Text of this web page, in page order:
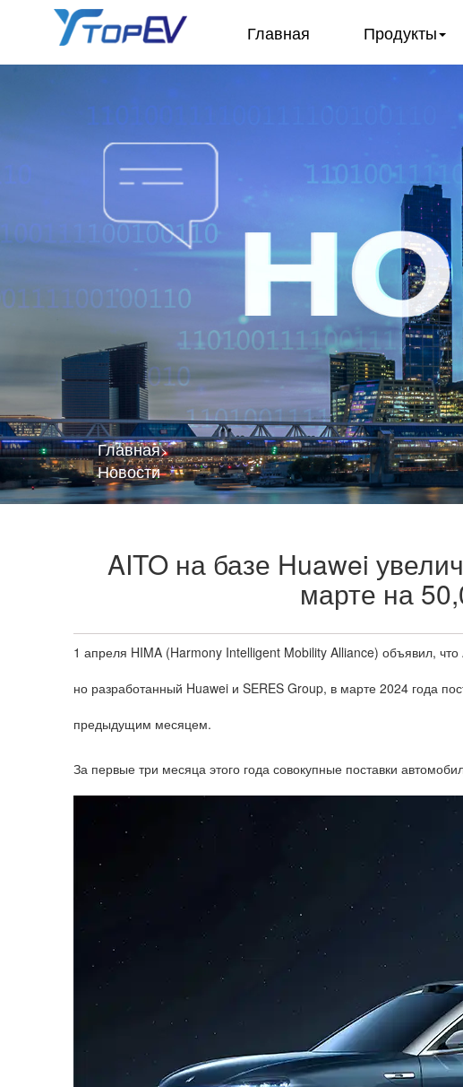
Главная Продукты
Главная>
Новости
AITO на базе Huawei
марте на
1 апреля HIMA (Harmony Intelligent Mobility Alliance) объявил,
но разработанный Huawei и SERES Group, в марте 2024 года
предыдущим месяцем.
За первые три месяца этого года совокупные поставки